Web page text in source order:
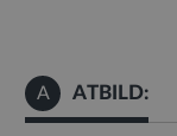
A ATBILD: